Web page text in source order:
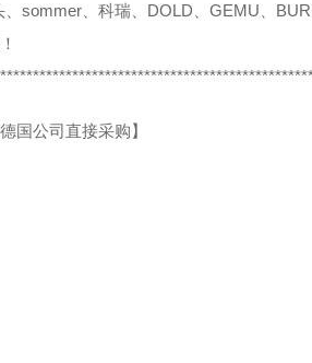
、sommer、科瑞、DOLD、GEMU、
国公司直接采购】